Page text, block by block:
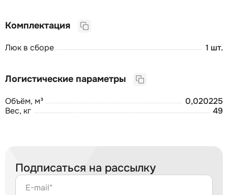
Комплектация
Люк в сборе 1 шт.
Логистические параметры
Объём, м³
0,020225
Вес, кг
49
Подписаться на рассылку
E-mail*